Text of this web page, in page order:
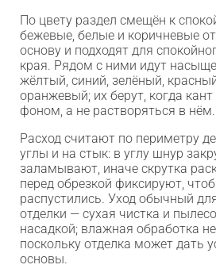
По цвету раздел смещён к
бежевые, белые и коричневые
основу и подходят для
края. Рядом с ними идут
жёлтый, синий, зелёный,
оранжевый; их берут, когда
фоном, а не растворяться в нём.
Расход считают по периметру
углы и на стык: в углу шнур
заламывают, иначе скрутка
перед обрезкой фиксируют,
распустились. Уход обычный
отделки — сухая чистка и
насадкой; влажная обработка
поскольку отделка может дать
основы.